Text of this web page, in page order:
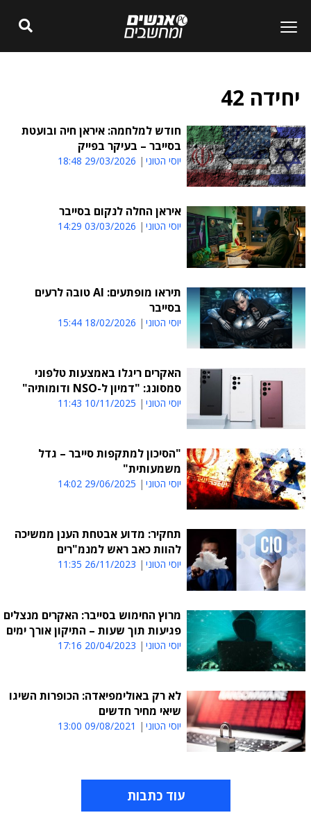
יחידה 42
חודש למלחמה: איראן חיה ובועטת
בסייבר – בעיקר בפייק
יוסי הטוני 29/03/2026 18:48
איראן החלה לנקום בסייבר
יוסי הטוני 03/03/2026 14:29
תיראו מופתעים: AI טובה לרעים
בסייבר
יוסי הטוני 18/02/2026 15:44
האקרים ריגלו באמצעות טלפוני
סמסונג: "דמיון ל-NSO ודומותיה"
יוסי הטוני 10/11/2025 11:43
"הסיכון למתקפות סייבר – גדל
משמעותית"
יוסי הטוני 29/06/2025 14:02
תחקיר: מדוע אבטחת הענן ממשיכה
להוות כאב ראש למנמ"רים
יוסי הטוני 26/11/2023 11:35
מרוץ החימוש בסייבר: האקרים מנצלים
פגיעות תוך שעות – התיקון אורך ימים
יוסי הטוני 20/04/2023 17:16
לא רק באולימפיאדה: הכופרות השיגו
שיאי מחיר חדשים
יוסי הטוני 09/08/2021 13:00
עוד כתבות